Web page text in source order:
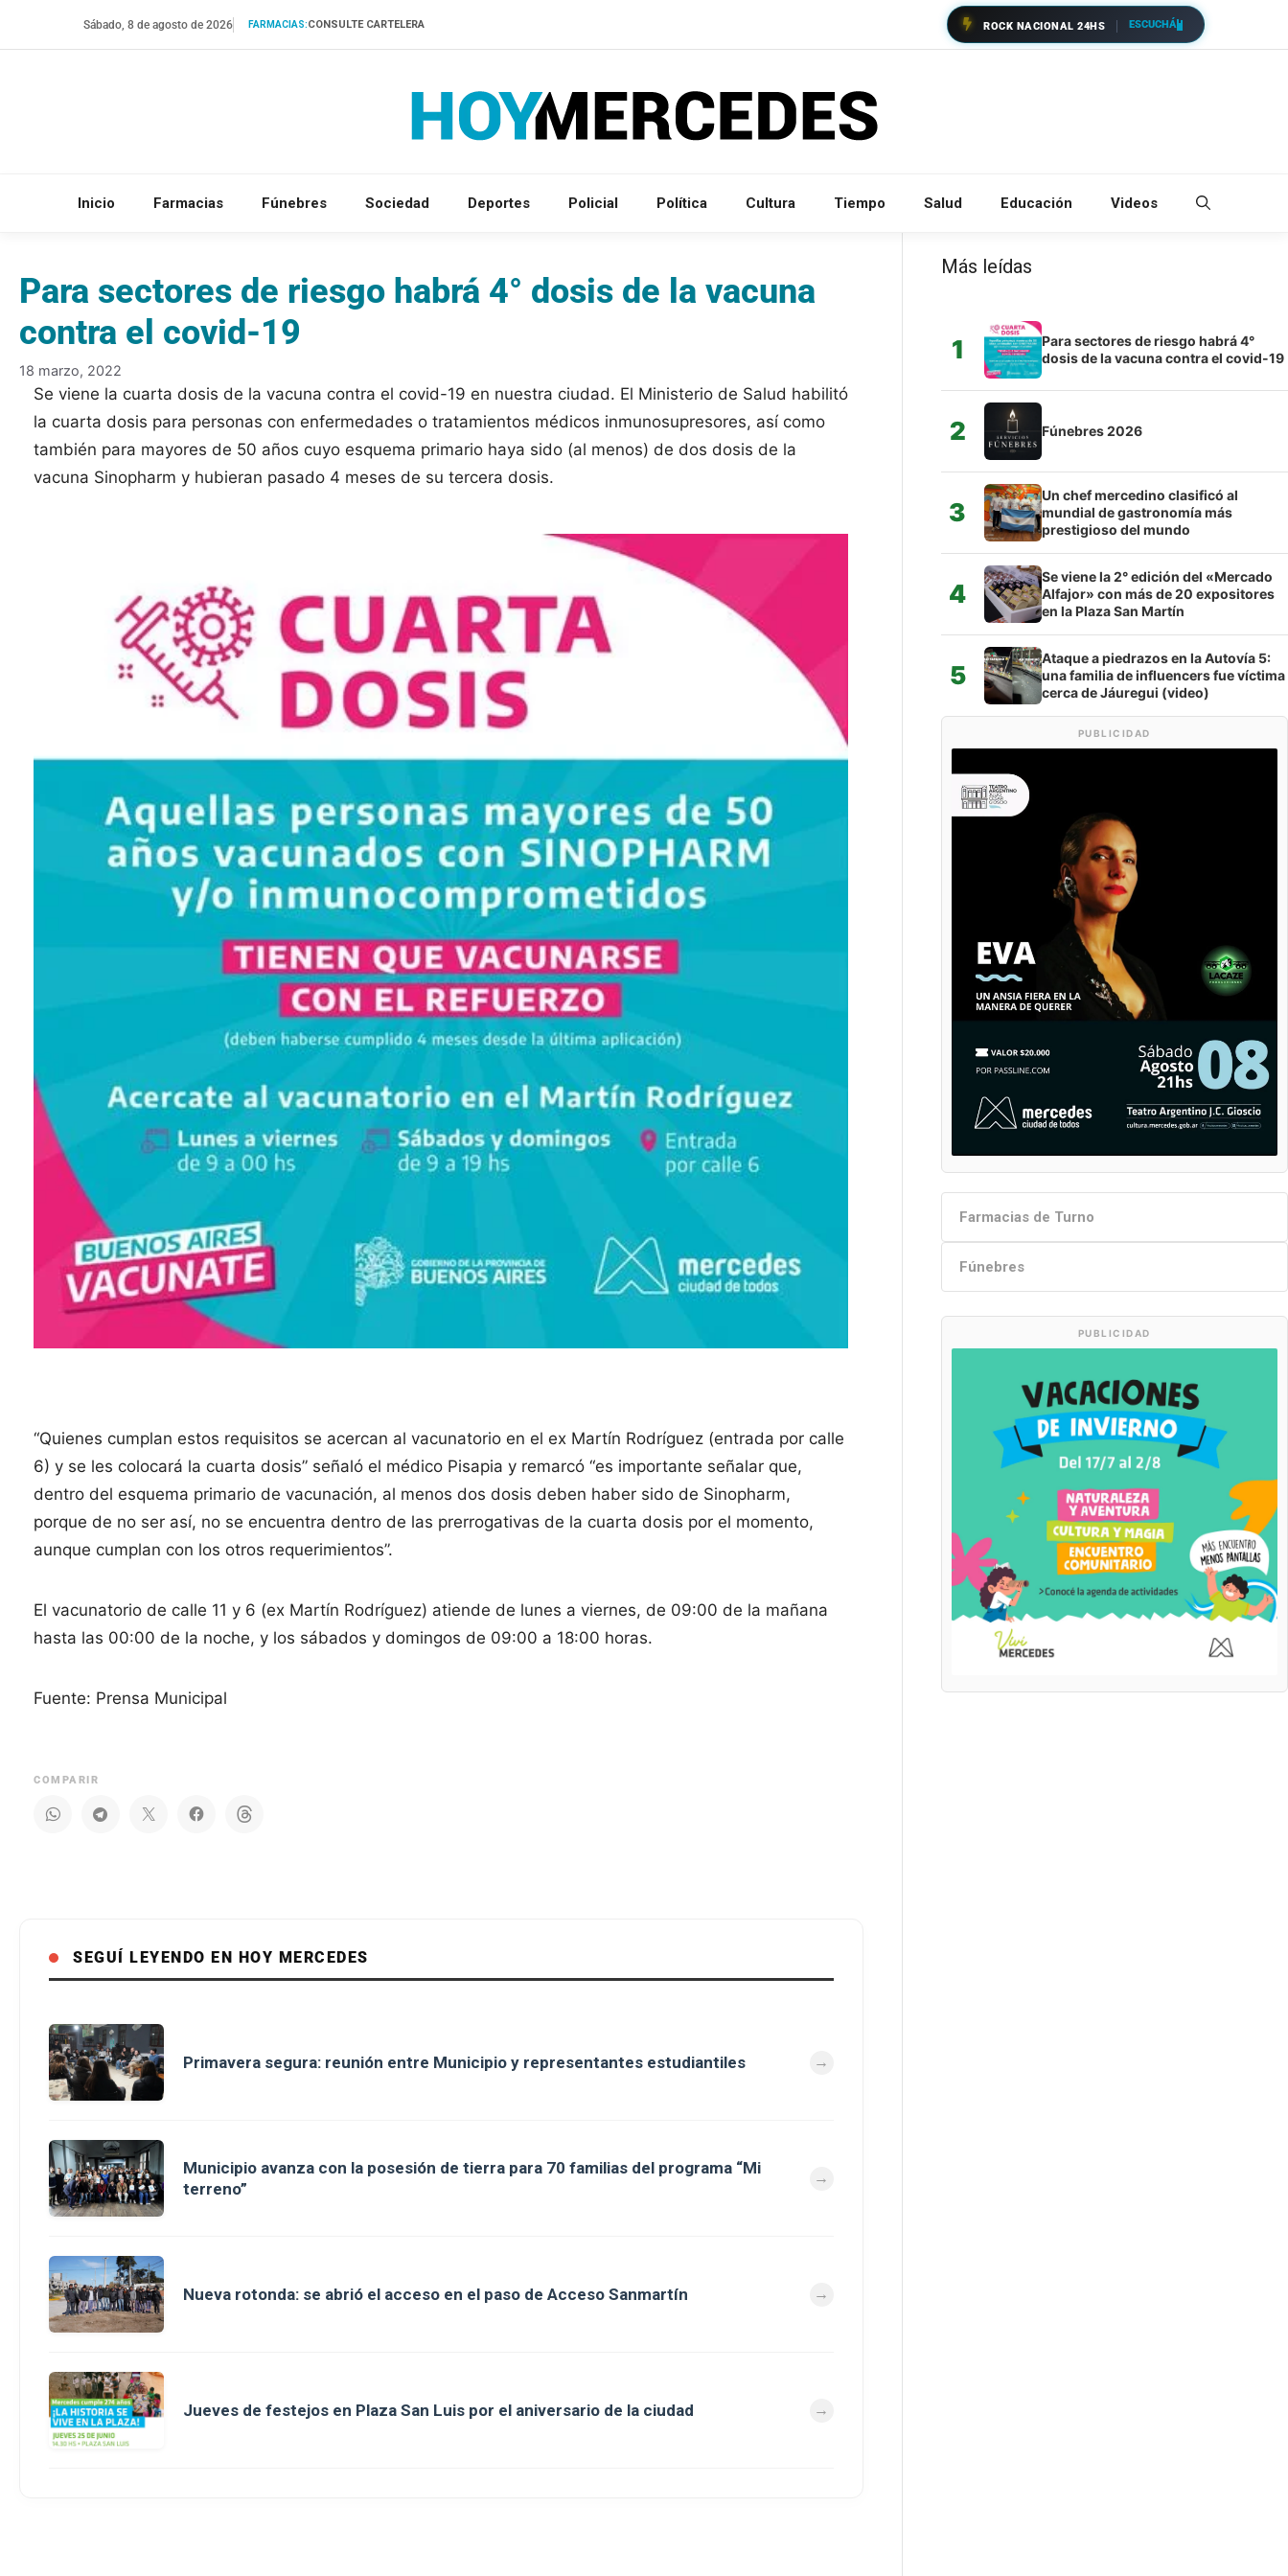
Sábado, 8 de agosto de 2026 FARMACIAS:CONSULTE CARTELERA ROCK NACIONAL 24HS ESCUCHÁ
Inicio Farmacias Fúnebres Sociedad Deportes Policial Política Cultura Tiempo Salud Educación Videos
Para sectores de riesgo habrá 4° dosis de la vacuna
contra el covid-19
18 marzo, 2022
Se viene la cuarta dosis de la vacuna contra el covid-19 en nuestra ciudad. El Ministerio de Salud habilitó
la cuarta dosis para personas con enfermedades o tratamientos médicos inmunosupresores, así como
también para mayores de 50 años cuyo esquema primario haya sido (al menos) de dos dosis de la
vacuna Sinopharm y hubieran pasado 4 meses de su tercera dosis.
“Quienes cumplan estos requisitos se acercan al vacunatorio en el ex Martín Rodríguez (entrada por calle
6) y se les colocará la cuarta dosis” señaló el médico Pisapia y remarcó “es importante señalar que,
dentro del esquema primario de vacunación, al menos dos dosis deben haber sido de Sinopharm,
porque de no ser así, no se encuentra dentro de las prerrogativas de la cuarta dosis por el momento,
aunque cumplan con los otros requerimientos”.
El vacunatorio de calle 11 y 6 (ex Martín Rodríguez) atiende de lunes a viernes, de 09:00 de la mañana
hasta las 00:00 de la noche, y los sábados y domingos de 09:00 a 18:00 horas.
Fuente: Prensa Municipal
COMPARIR
SEGUÍ LEYENDO EN HOY MERCEDES
Primavera segura: reunión entre Municipio y representantes estudiantiles
Municipio avanza con la posesión de tierra para 70 familias del programa “Mi
terreno”
Nueva rotonda: se abrió el acceso en el paso de Acceso Sanmartín
Jueves de festejos en Plaza San Luis por el aniversario de la ciudad
Más leídas
1
Para sectores de riesgo habrá 4°
dosis de la vacuna contra el covid-19
2 Fúnebres 2026
3
Un chef mercedino clasificó al
mundial de gastronomía más
prestigioso del mundo
4
Se viene la 2° edición del «Mercado
Alfajor» con más de 20 expositores
en la Plaza San Martín
5
Ataque a piedrazos en la Autovía 5:
una familia de influencers fue víctima
cerca de Jáuregui (video)
PUBLICIDAD
Farmacias de Turno
Fúnebres
PUBLICIDAD